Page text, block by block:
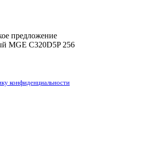
предложение
MGE C320D5P 256
конфиденциальности